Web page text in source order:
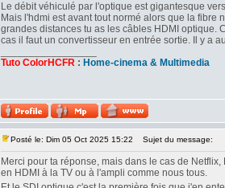
Le débit véhiculé par l'optique est gigantesque
Mais l'hdmi est avant tout normé alors que la fibre
grandes distances tu as les câbles HDMI optique.
cas il faut un convertisseur en entrée sortie. Il y a
Tuto ColorHCFR : Home-cinema & Multimedia
Posté le: Dim 05 Oct 2025 15:22 Sujet du message:
Merci pour ta réponse, mais dans le cas de
en HDMI à la TV ou à l'ampli comme nous tous.